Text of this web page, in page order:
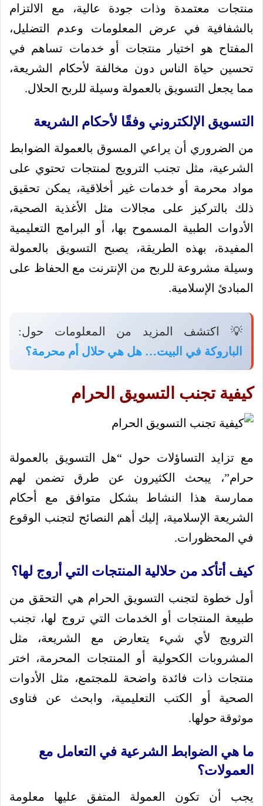
منتجات معتمدة وذات جودة عالية، مع الالتزام
بالشفافية في عرض المعلومات وعدم التضليل،
المفتاح هو اختيار منتجات أو خدمات تساهم في
تحسين حياة الناس دون مخالفة لأحكام الشريعة،
مما يجعل التسويق بالعمولة وسيلة للربح الحلال.
التسويق الإلكتروني وفقًا لأحكام الشريعة
من الضروري أن يراعي المسوق بالعمولة الضوابط
الشرعية، مثل تجنب الترويج لمنتجات تحتوي على
مواد محرمة أو خدمات غير أخلاقية، يمكن تحقيق
ذلك بالتركيز على مجالات مثل الأغذية الصحية،
الأدوات الطبية المسموح بها، أو البرامج التعليمية
المفيدة، بهذه الطريقة، يصبح التسويق بالعمولة
وسيلة مشروعة للربح من الإنترنت مع الحفاظ على
المبادئ الإسلامية.
💡 اكتشف المزيد من المعلومات حول:
الباروكة في البيت… هل هي حلال أم محرمة؟
كيفية تجنب التسويق الحرام
مع تزايد التساؤلات حول “هل التسويق بالعمولة
حرام”، يبحث الكثيرون عن طرق تضمن لهم
ممارسة هذا النشاط بشكل متوافق مع أحكام
الشريعة الإسلامية، إليك أهم النصائح لتجنب الوقوع
في المحظورات.
كيف أتأكد من حلالية المنتجات التي أروج لها؟
أول خطوة لتجنب التسويق الحرام هي التحقق من
طبيعة المنتجات أو الخدمات التي تروج لها، تجنب
الترويج لأي شيء يتعارض مع الشريعة، مثل
المشروبات الكحولية أو المنتجات المحرمة، اختر
منتجات ذات فائدة واضحة للمجتمع، مثل الأدوات
الصحية أو الكتب التعليمية، وابحث عن فتاوى
موثوقة حولها.
ما هي الضوابط الشرعية في التعامل مع
العمولات؟
يجب أن تكون العمولة المتفق عليها معلومة